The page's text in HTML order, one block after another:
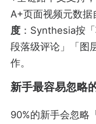
A+页面视频元数
度：Synthesia按
段落级评论」「图
作。
新手最容易忽略
90%的新手会忽略